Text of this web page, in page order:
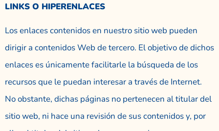
LINKS O HIPERENLACES
Los enlaces contenidos en nuestro sitio web pueden
dirigir a contenidos Web de tercero. El objetivo de dichos
enlaces es únicamente facilitarle la búsqueda de los
recursos que le puedan interesar a través de Internet.
No obstante, dichas páginas no pertenecen al titular del
sitio web, ni hace una revisión de sus contenidos y, por